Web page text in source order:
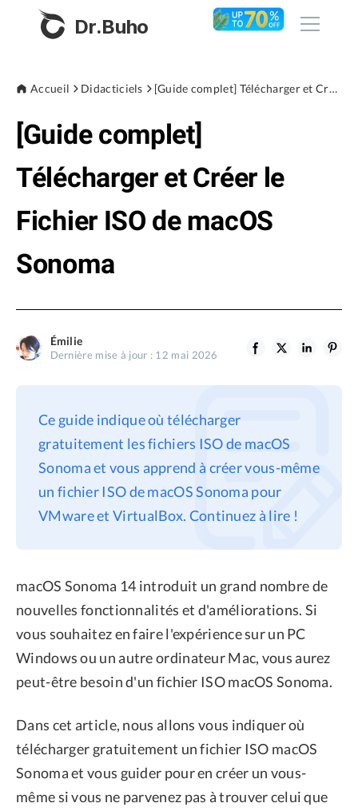
Dr.Buho
Produits
BuhoCleaner
BuhoUnlocker
BuhoRepair
BuhoLaunchpad
Boutique
Blog
Support
Conditions générales
Politique de
remboursement
Accueil Didacticiels [Guide complet] Télécharger et Créer le Fichier ISO de macOS Sonoma
[Guide complet]
Télécharger et Créer le
Fichier ISO de macOS
Sonoma
Émilie
Dernière mise à jour : 12 mai 2026
Ce guide indique où télécharger
gratuitement les fichiers ISO de macOS
Sonoma et vous apprend à créer vous-même
un fichier ISO de macOS Sonoma pour
VMware et VirtualBox. Continuez à lire !
macOS Sonoma 14 introduit un grand nombre de
nouvelles fonctionnalités et d'améliorations. Si
vous souhaitez en faire l'expérience sur un PC
Windows ou un autre ordinateur Mac, vous aurez
peut-être besoin d'un fichier ISO macOS Sonoma.
Dans cet article, nous allons vous indiquer où
télécharger gratuitement un fichier ISO macOS
Sonoma et vous guider pour en créer un vous-
même si vous ne parvenez pas à trouver celui que